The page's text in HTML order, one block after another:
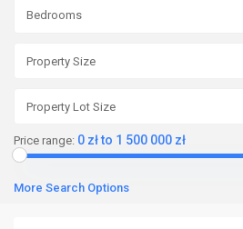
Bedrooms
Price range: 0 zł to 1 500 000 zł
More Search Options